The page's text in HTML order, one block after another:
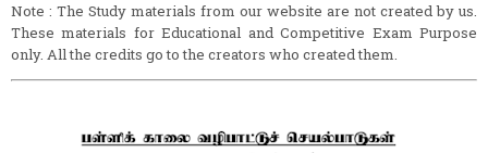
Note : The Study materials from our website are not created by us.
These materials for Educational and Competitive Exam Purpose
only. All the credits go to the creators who created them.